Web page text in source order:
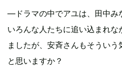
―ドラマの中でアユは、田中み
いろんな人たちに追い込まれ
ましたが、安斉さんもそうい
と思いますか？